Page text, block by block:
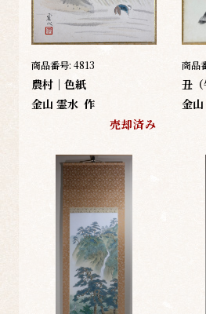
商品番号: 4813
農村｜色紙
金山 霊水 作
売却済み
商品
丑
金